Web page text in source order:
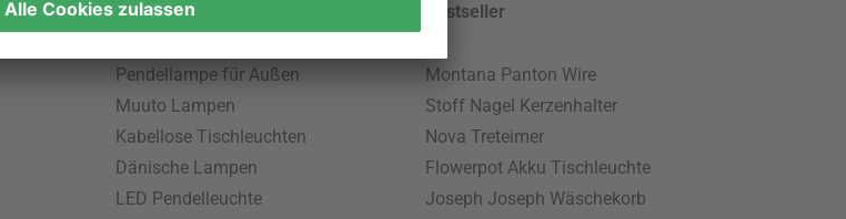
Beliebte Leuchten
Pendellampe für Außen
Muuto Lampen
Kabellose Tischleuchten
Dänische Lampen
LED Pendelleuchte
Bestseller
Montana Panton Wire
Stoff Nagel Kerzenhalter
Nova Treteimer
Flowerpot Akku Tischleuchte
Joseph Joseph Wäschekorb